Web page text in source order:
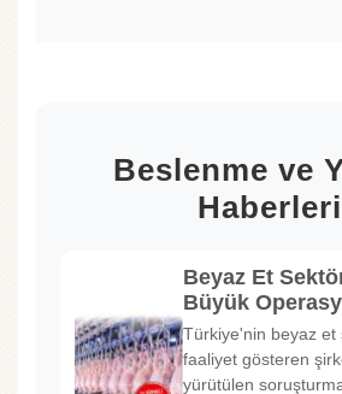
Beslenme ve
Haberleri
Beyaz Et
Büyük
Türkiye'nin beyaz et
faaliyet gösteren
yürütülen